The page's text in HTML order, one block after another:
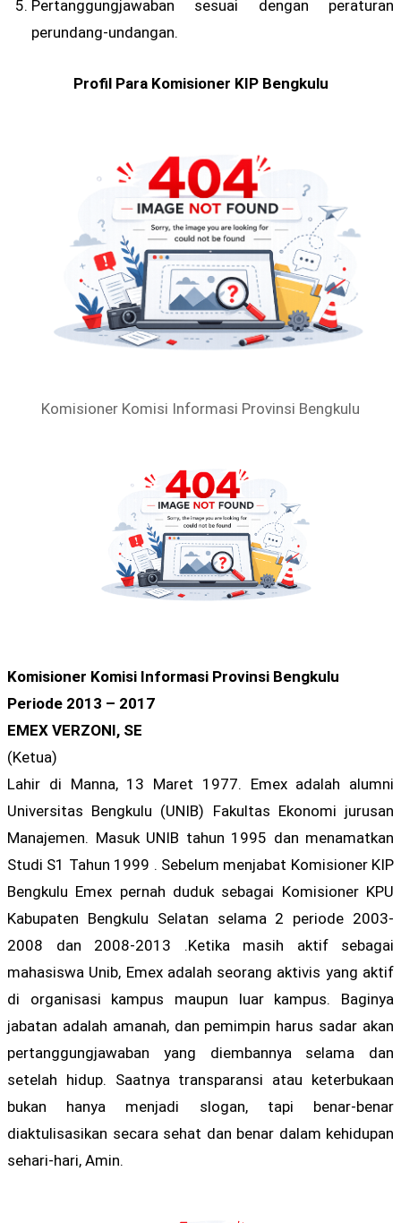
Pertanggungjawaban sesuai dengan peraturan
perundang-undangan.
Profil Para Komisioner KIP Bengkulu
Komisioner Komisi Informasi Provinsi Bengkulu
Komisioner Komisi Informasi Provinsi Bengkulu
Periode 2013 – 2017
EMEX VERZONI, SE
(Ketua)
Lahir di Manna, 13 Maret 1977. Emex adalah alumni
Universitas Bengkulu (UNIB) Fakultas Ekonomi jurusan
Manajemen. Masuk UNIB tahun 1995 dan menamatkan
Studi S1 Tahun 1999 . Sebelum menjabat Komisioner KIP
Bengkulu Emex pernah duduk sebagai Komisioner KPU
Kabupaten Bengkulu Selatan selama 2 periode 2003-
2008 dan 2008-2013 .Ketika masih aktif sebagai
mahasiswa Unib, Emex adalah seorang aktivis yang aktif
di organisasi kampus maupun luar kampus. Baginya
jabatan adalah amanah, dan pemimpin harus sadar akan
pertanggungjawaban yang diembannya selama dan
setelah hidup. Saatnya transparansi atau keterbukaan
bukan hanya menjadi slogan, tapi benar-benar
diaktulisasikan secara sehat dan benar dalam kehidupan
sehari-hari, Amin.